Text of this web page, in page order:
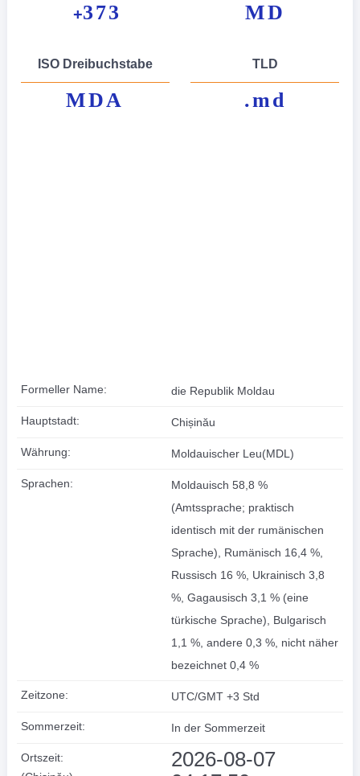
+373 MD
ISO Dreibuchstabe
MDA
TLD
.md
Formeller Name: die Republik Moldau
Hauptstadt: Chișinău
Währung: Moldauischer Leu(MDL)
Sprachen:
Moldauisch 58,8 %
(Amtssprache; praktisch
identisch mit der rumänischen
Sprache), Rumänisch 16,4 %,
Russisch 16 %, Ukrainisch 3,8
%, Gagausisch 3,1 % (eine
türkische Sprache), Bulgarisch
1,1 %, andere 0,3 %, nicht näher
bezeichnet 0,4 %
Zeitzone: UTC/GMT +3 Std
Sommerzeit: In der Sommerzeit
Ortszeit:
2026-08-07